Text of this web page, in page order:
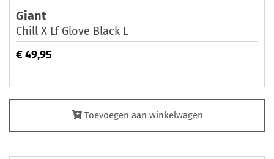
Giant
Chill X Lf Glove Black L
€ 49,95
Toevoegen aan winkelwagen